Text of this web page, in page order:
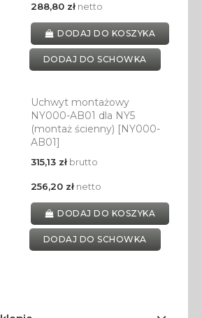
288,80 złnetto
DODAJ DO KOSZYKA
DODAJ DO SCHOWKA
Uchwyt montażowy
NY000-AB01 dla NY5
(montaż ścienny) [NY000-
AB01]
315,13 złbrutto
256,20 złnetto
DODAJ DO KOSZYKA
DODAJ DO SCHOWKA